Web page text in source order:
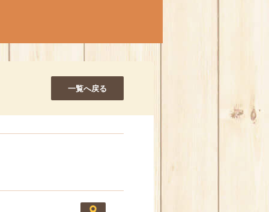
一覧へ戻る